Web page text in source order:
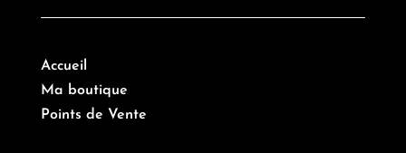
Accueil
Ma boutique
Points de Vente